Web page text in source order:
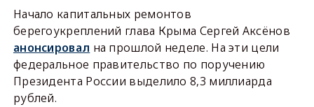
Начало капитальных ремонтов
берегоукреплений глава Крыма Сергей Аксёнов
анонсировал на прошлой неделе. На эти цели
федеральное правительство по поручению
Президента России выделило 8,3 миллиарда
рублей.